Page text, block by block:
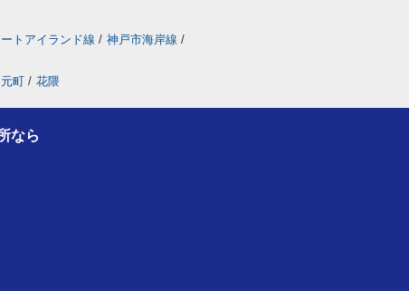
トアイランド線 / 神戸市海岸線 /
町 / 花隈
なら